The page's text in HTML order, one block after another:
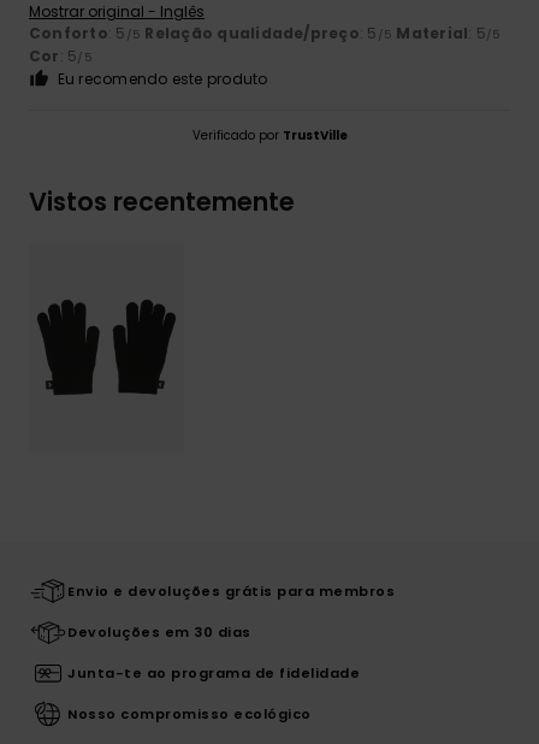
Mostrar original - Inglês
Conforto: 5 /5 Relação qualidade/preço: 5 /5 Material: 5/5
Cor: 5/5
Eu recomendo este produto
Verificado por TrustVille
Vistos recentemente
Envio e devoluções grátis para membros
Devoluções em 30 dias
Junta-te ao programa de fidelidade
Nosso compromisso ecológico